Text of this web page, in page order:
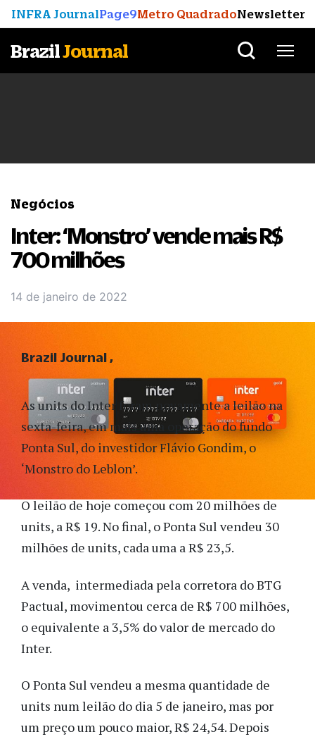
INFRA JournalPage9Metro QuadradoNewsletter
BrazilJournal
Negócios
Inter: ‘Monstro’ vende mais R$
700 milhões
14 de janeiro de 2022
As units do Inter foram novamente a leilão na
sexta-feira, em mais uma operação do fundo
Ponta Sul, do investidor Flávio Gondim, o
‘Monstro do Leblon’.
O leilão de hoje começou com 20 milhões de
units, a R$ 19. No final, o Ponta Sul vendeu 30
milhões de units, cada uma a R$ 23,5.
A venda, intermediada pela corretora do BTG
Pactual, movimentou cerca de R$ 700 milhões,
o equivalente a 3,5% do valor de mercado do
Inter.
O Ponta Sul vendeu a mesma quantidade de
units num leilão do dia 5 de janeiro, mas por
um preço um pouco maior, R$ 24,54. Depois
Brazil Journal